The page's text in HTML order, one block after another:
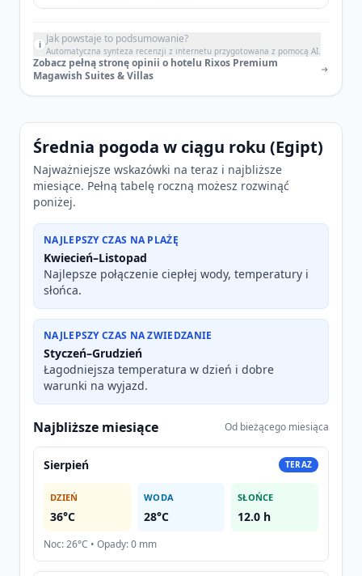
i Jak powstaje to podsumowanie?
Automatyczna synteza recenzji z internetu przygotowana z pomocą AI.
Zobacz pełną stronę opinii o hotelu Rixos Premium
Magawish Suites & Villas
Średnia pogoda w ciągu roku (Egipt)
Najważniejsze wskazówki na teraz i najbliższe
miesiące. Pełną tabelę roczną możesz rozwinąć
poniżej.
NAJLEPSZY CZAS NA PLAŻĘ
Kwiecień–Listopad
Najlepsze połączenie ciepłej wody, temperatury i
słońca.
NAJLEPSZY CZAS NA ZWIEDZANIE
Styczeń–Grudzień
Łagodniejsza temperatura w dzień i dobre
warunki na wyjazd.
Najbliższe miesiące Od bieżącego miesiąca
Sierpień TERAZ
DZIEŃ
36°C
WODA
28°C
SŁOŃCE
12.0 h
Noc: 26°C • Opady: 0 mm